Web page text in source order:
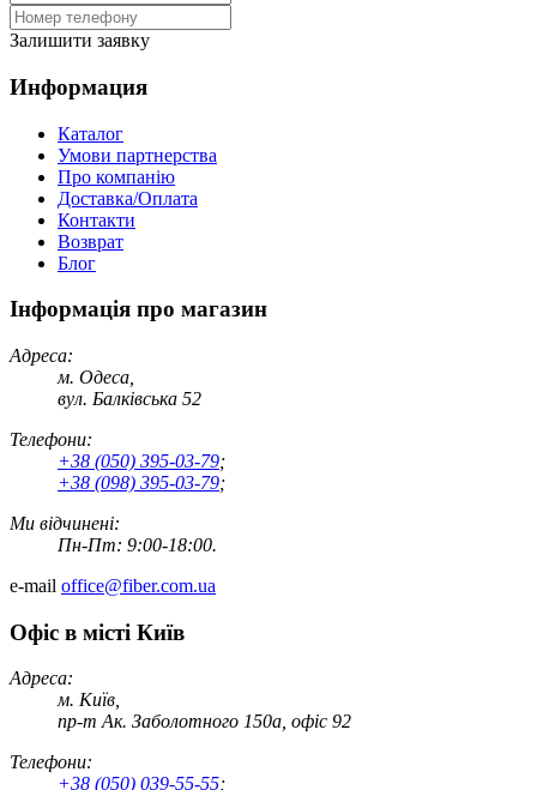
Залишити заявку
Информация
Каталог
Умови партнерства
Про компанію
Доставка/Оплата
Контакти
Возврат
Блог
Інформація про магазин
Адреса:
м. Одеса,
вул. Балківська 52
Телефони:
+38 (050) 395-03-79;
+38 (098) 395-03-79;
Ми відчинені:
Пн-Пт: 9:00-18:00.
e-mail office@fiber.com.ua
Офіс в місті Київ
Адреса:
м. Київ,
пр-т Ак. Заболотного 150а, офіс 92
Телефони:
+38 (050) 039-55-55;